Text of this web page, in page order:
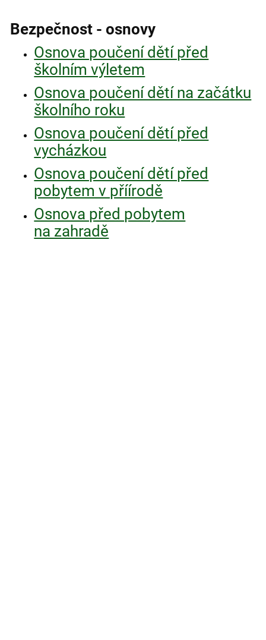
Bezpečnost - osnovy
Osnova poučení dětí před
školním výletem
Osnova poučení dětí na začátku
školního roku
Osnova poučení dětí před
vycházkou
Osnova poučení dětí před
pobytem v příírodě
Osnova před pobytem
na zahradě